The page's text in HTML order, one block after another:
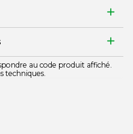
au code produit affiché.
techniques.